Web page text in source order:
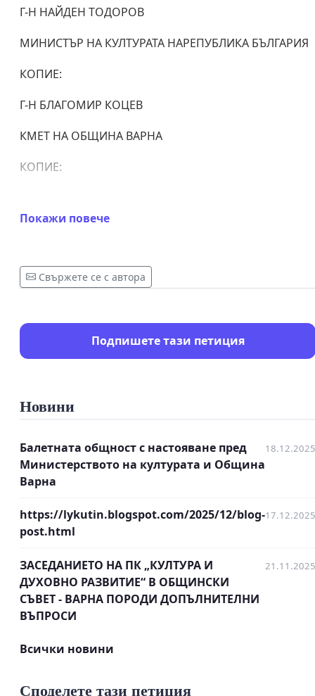
Г-Н НАЙДЕН ТОДОРОВ
МИНИСТЪР НА КУЛТУРАТА НАРЕПУБЛИКА БЪЛГАРИЯ
КОПИЕ:
Г-Н БЛАГОМИР КОЦЕВ
КМЕТ НА ОБЩИНА ВАРНА
КОПИЕ:
от лауреати на Международния балетен конкурс -
Варна и представители на балетната общност в
ОТНОСНО: Бъдещето на Международен балетен
Уважаеми господин президент,
Ние, долуподписаните, изразяваме сериозната си
света Международен балетен конкурс - Варна,
създаден в далечната 1964 година. Конкурсът е
еталон за високо художествено равнище и е
първият с изключително професионален регламент
за състезателите. По образеца на Варненския
Покажи повече
Свържете се с автора
Подпишете тази петиция
Новини
Балетната общност с настояване пред
Министерството на културата и Община
Варна
18.12.2025
https://lykutin.blogspot.com/2025/12/blog-
post.html
17.12.2025
ЗАСЕДАНИЕТО НА ПК „КУЛТУРА И
ДУХОВНО РАЗВИТИЕ“ В ОБЩИНСКИ
СЪВЕТ - ВАРНА ПОРОДИ ДОПЪЛНИТЕЛНИ
ВЪПРОСИ
21.11.2025
Всички новини
Споделете тази петиция